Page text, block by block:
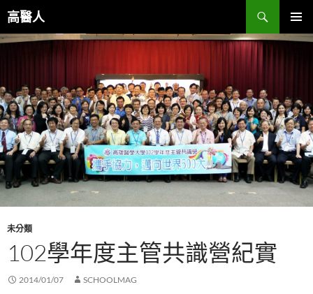
至
主
容
高醫人
搜
尋
主要選單
未分類
102學年度主管共識營紀實
2014/01/07 SCHOOLMAG